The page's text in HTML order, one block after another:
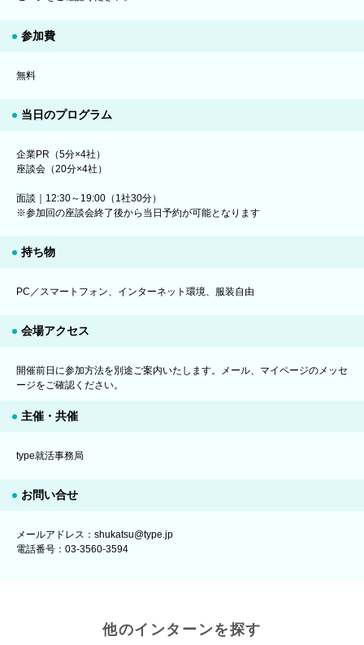
参加費
無料
当日のプログラム
企業PR（5分×4社）
座談会（20分×4社）
面談｜12:30～19:00（1社30分）
※参加回の座談会終了後から当日予約が可能となります
持ち物
PC／スマートフォン、インターネット環境、服装自由
会場アクセス
開催前日に参加方法を別途ご案内いたします。メール、マイページのメッセ
ージをご確認ください。
主催・共催
type就活事務局
お問い合せ
メールアドレス：shukatsu@type.jp
電話番号：03-3560-3594
他のインターンを探す